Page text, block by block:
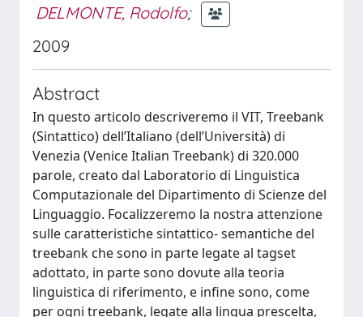
DELMONTE, Rodolfo;
2009
Abstract
In questo articolo descriveremo il VIT, Treebank
(Sintattico) dell’Italiano (dell’Università) di
Venezia (Venice Italian Treebank) di 320.000
parole, creato dal Laboratorio di Linguistica
Computazionale del Dipartimento di Scienze del
Linguaggio. Focalizzeremo la nostra attenzione
sulle caratteristiche sintattico- semantiche del
treebank che sono in parte legate al tagset
adottato, in parte sono dovute alla teoria
linguistica di riferimento, e infine sono, come
per ogni treebank, legate alla lingua prescelta,